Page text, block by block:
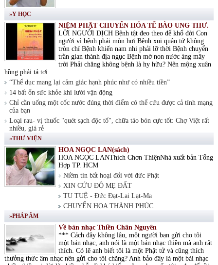
»Y HỌC
NIỆM PHẬT CHUYỂN HÓA TẾ BÀO UNG THƯ.
LỜI NGƯỜI DỊCH Bệnh tật đeo theo để khổ đời Con
người vì bệnh phải mòn hơi Bệnh xui quân tử không
tròn chí Bệnh khiến nam nhi phải lỡ thời Bệnh chuyển
trần gian thành địa ngục Bệnh mờ non nước áng mây
trời Phải chăng không bệnh là hy hữu? Nên mộng xuân
hồng phải tả tơi.
“Thể dục mang lại cảm giác hạnh phúc như có nhiều tiền”
14 bất ổn sức khỏe khi lười vận động
Chỉ cần uống một cốc nước đúng thời điểm có thể cứu được cả tính mạng
của bạn
Loại rau- vị thuốc "quét sạch độc tố", chữa táo bón cực tốt: Chợ Việt rất
nhiều, giá rẻ
»THƯ VIỆN
HOA NGỌC LAN(sách)
HOA NGỌC LANThích Chơn ThiệnNhà xuất bản Tổng
Hợp TP. HCM
Niềm tin bất hoại đối với đức Phật
XIN CỨU ĐỘ MẸ ĐẤT
TU TUỆ - Đức Đạt-Lai Lạt-Ma
CHUYỂN HỌA THÀNH PHÚC
»PHÁP ÂM
Về bản nhạc Thiền Chân Nguyên
*** Cách đây không lâu, một người bạn gửi cho tôi
một bản nhạc, anh nói là một bản nhạc thiền mà anh rất
thích. Có lẽ anh biết tôi là một Phật tử và cũng thích
thưởng thức âm nhạc nên gửi cho tôi chăng? Anh bảo đây là một bài nhạc